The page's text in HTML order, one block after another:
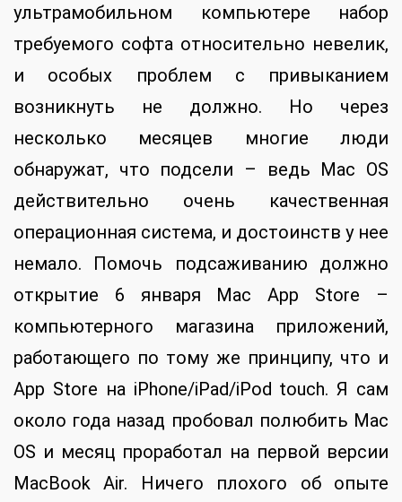
ультрамобильном компьютере набор
требуемого софта относительно невелик,
и особых проблем с привыканием
возникнуть не должно. Но через
несколько месяцев многие люди
обнаружат, что подсели – ведь Mac OS
действительно очень качественная
операционная система, и достоинств у нее
немало. Помочь подсаживанию должно
открытие 6 января Mac App Store –
компьютерного магазина приложений,
работающего по тому же принципу, что и
App Store на iPhone/iPad/iPod touch. Я сам
около года назад пробовал полюбить Mac
OS и месяц проработал на первой версии
MacBook Air. Ничего плохого об опыте